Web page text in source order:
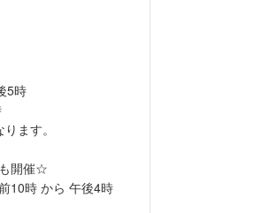
5時
ます。
開催☆
10時 から 午後4時